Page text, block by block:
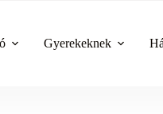
Gyerekeknek